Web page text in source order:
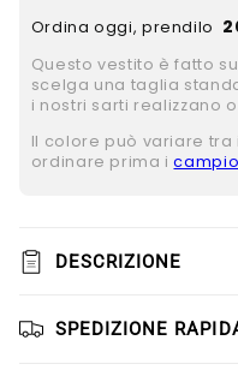
Ordina oggi, prendilo
Questo vestito è fatto
scelga una taglia
i nostri sarti realizzano
Il colore può variare tra
ordinare prima i
DESCRIZIONE
SPEDIZIONE